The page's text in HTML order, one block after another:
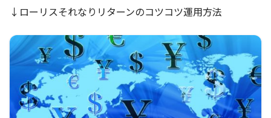
↓ローリスそれなりリターンのコツコツ運用方法